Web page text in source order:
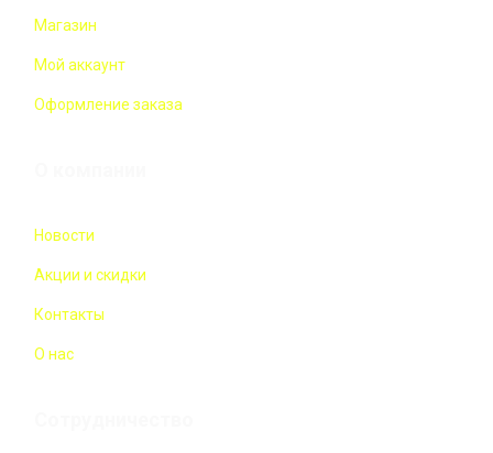
Магазин
Мой аккаунт
Оформление заказа
Новости
Акции и скидки
Контакты
О нас